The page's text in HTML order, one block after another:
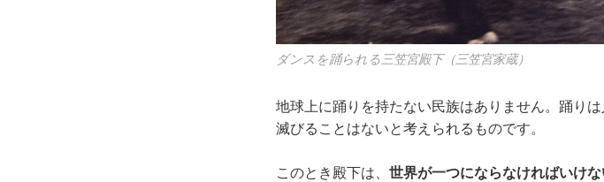
ダンスを踊られる三笠宮殿下（三笠宮家蔵）
地球上に踊りを持たない民族はありません。踊り
滅びることはないと考えられるものです。
このとき殿下は、 世界が一つにならなければいけ